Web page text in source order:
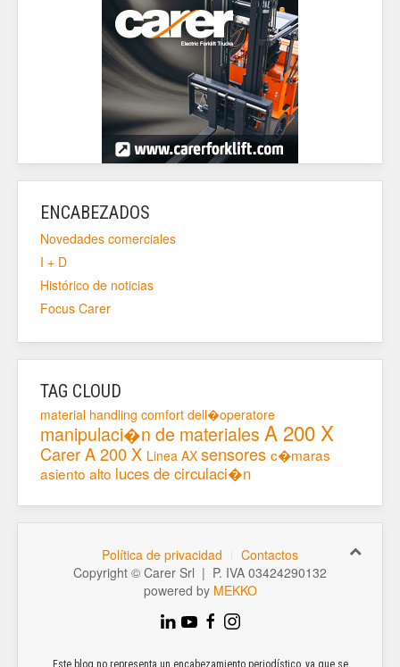
ENCABEZADOS
Novedades comerciales
I + D
Histórico de noticias
Focus Carer
TAG CLOUD
material handling comfort dell�operatore
manipulaci�n de materiales A 200 X
Carer A 200 X Linea AX sensores c�maras
asiento alto luces de circulaci�n
Política de privacidad
Contactos
Copyright © Carer Srl | P. IVA 03424290132
powered by MEKKO
Este blog no representa un encabezamiento periodístico, ya que se